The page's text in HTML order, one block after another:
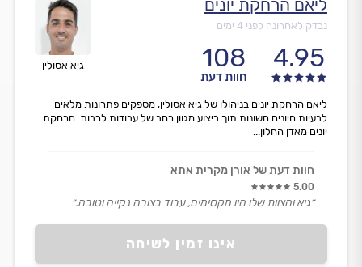
גיא אסולין
ליאם הרחקת יונים
נבדק לאחרונה לפני 4 ימים
4.95
108
חוות דעת
אינו זמין לשיחה
ליאם הרחקת יונים בניהולו של גיא אסולין, מספקים פתרונות מלאים
לבעיות היונים השונות תוך ביצוע מגוון רחב של עבודות לרבות: הרחקת
יונים מאדן החלון...
חוות דעת של אורן מקרית אתא
5.00
״גיא והצוות שלו היו מקסימים, עבוד בצורה נקייה וטובה.״